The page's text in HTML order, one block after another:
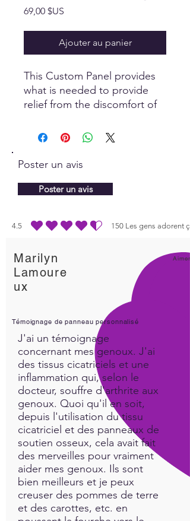
69,00 $US
Ajouter au panier
This Custom Panel provides
what is needed to provide
relief from the discomfort of
items of support to nourish
causing discomfort, whether
causes.
Poster un avis
Poster un avis
4.5 150 Les gens adorent ça
la note moyenne est 4.5 sur 5, d'après 150 votes, Les
Marilyn
Lamoure
ux
Aimer!
Témoignage de panneau personnalisé
J'ai un témoignage
concernant mes genoux. J'ai
des tissus cicatriciels et une
inflammation qui, selon le
docteur, souffre d'arthrite aux
genoux. Quoi qu'il en soit,
depuis l'utilisation du tissu
cicatriciel et des panneaux de
soutien osseux, cela avait fait
des merveilles pour vraiment
aider mes genoux. Ils sont
bien meilleurs et je peux
creuser des pommes de terre
et des carottes, etc. en